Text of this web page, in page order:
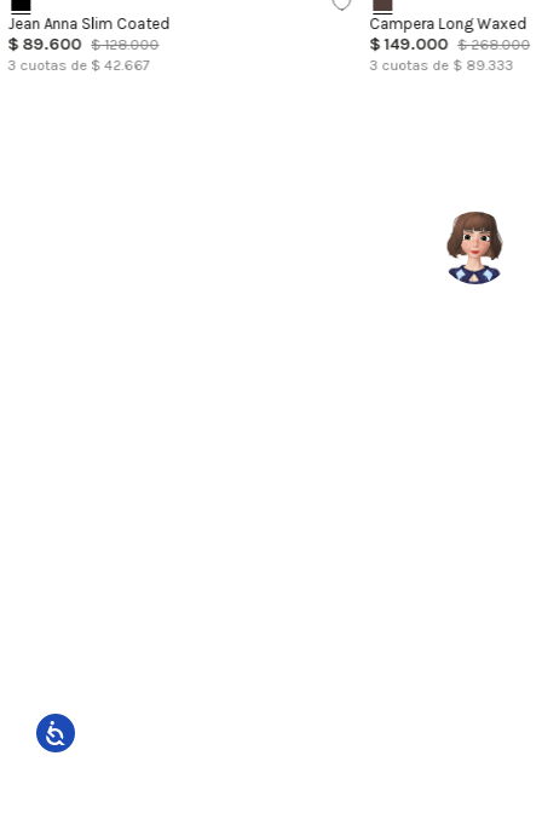
Jean Anna Slim Coated
$ 89.600 $ 128.000
3 cuotas de $ 42.667
Campera Long Waxed
$149.000 $ 268.000
3 cuotas de $ 89.333